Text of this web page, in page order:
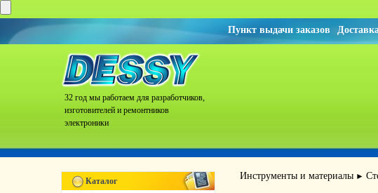
Пункт выдачи заказов
32 год мы работаем для разработчиков,
изготовителей и ремонтников
электроники
Каталог Инструменты и материалы ►